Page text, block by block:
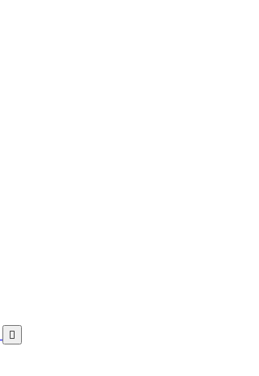
